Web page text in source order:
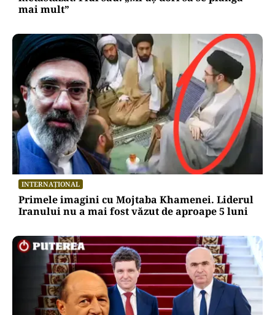
mai mult”
INTERNAȚIONAL
Primele imagini cu Mojtaba Khamenei. Liderul
Iranului nu a mai fost văzut de aproape 5 luni